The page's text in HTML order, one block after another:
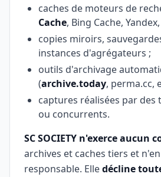
caches de moteurs de
Cache, Bing Cache,
copies miroirs,
instances d'agrégateurs ;
outils d'archivage
(archive.today, perma.cc,
captures réalisées par des
ou concurrents.
SC SOCIETY n'exerce aucun
archives et caches tiers et
responsable. Elledécline